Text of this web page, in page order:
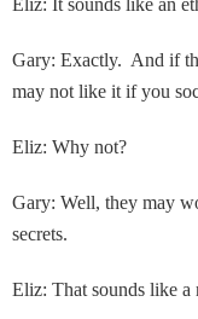
Eliz: It sounds like an
Gary: Exactly. And if
may not like it if you
Eliz: Why not?
Gary: Well, they may
secrets.
Eliz: That sounds like a